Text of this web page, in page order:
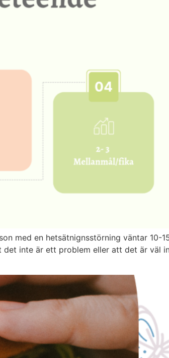
med en hetsätnignsstörning väntar 10-
inte är ett problem eller att det är väl